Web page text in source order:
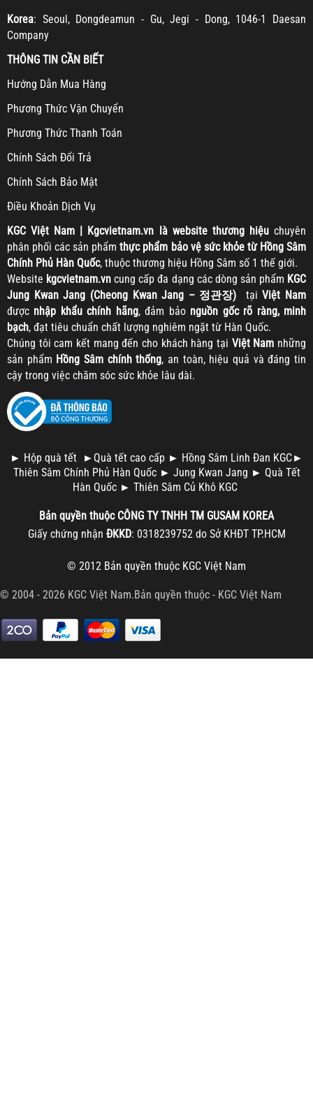
Korea: Seoul, Dongdeamun - Gu, Jegi - Dong, 1046-1 Daesan
Company
THÔNG TIN CẦN BIẾT
Hướng Dẫn Mua Hàng
Phương Thức Vận Chuyển
Phương Thức Thanh Toán
Chính Sách Đổi Trả
Chính Sách Bảo Mật
Điều Khoản Dịch Vụ
KGCViệt Nam | Kgcvietnam.vn là website thương hiệuchuyên
phân phối các sản phẩmthực phẩm bảo vệ sức khỏe từ Hồng Sâm
Chính Phủ Hàn Quốc, thuộc thương hiệu Hồng Sâm số 1 thế giới.
Website kgcvietnam.vn cung cấp đa dạng các dòng sản phẩm KGC
Jung Kwan Jang (Cheong Kwan Jang – 정관장) tạiViệt Nam
được nhập khẩu chính hãng, đảm bảo nguồn gốc rõ ràng, minh
bạch, đạt tiêu chuẩn chất lượng nghiêm ngặt từ Hàn Quốc.
Chúng tôi cam kết mang đến cho khách hàng tại Việt Nam những
sản phẩm Hồng Sâm chính thống, an toàn, hiệu quả và đáng tin
cậy trong việc chăm sóc sức khỏe lâu dài.
► Hộp quà tết ► Quà tết cao cấp ► Hồng Sâm Linh Đan KGC►
Thiên Sâm Chính Phủ Hàn Quốc ► Jung Kwan Jang ► Quà Tết
Hàn Quốc ► Thiên Sâm Củ Khô KGC
Bản quyền thuộc CÔNG TY TNHH TM GUSAM KOREA
Giấy chứng nhận ĐKKD: 0318239752 do Sở KHĐT TP.HCM
© 2012 Bản quyền thuộc KGC Việt Nam
© 2004 - 2026 KGC Việt Nam.Bản quyền thuộc - KGC Việt Nam